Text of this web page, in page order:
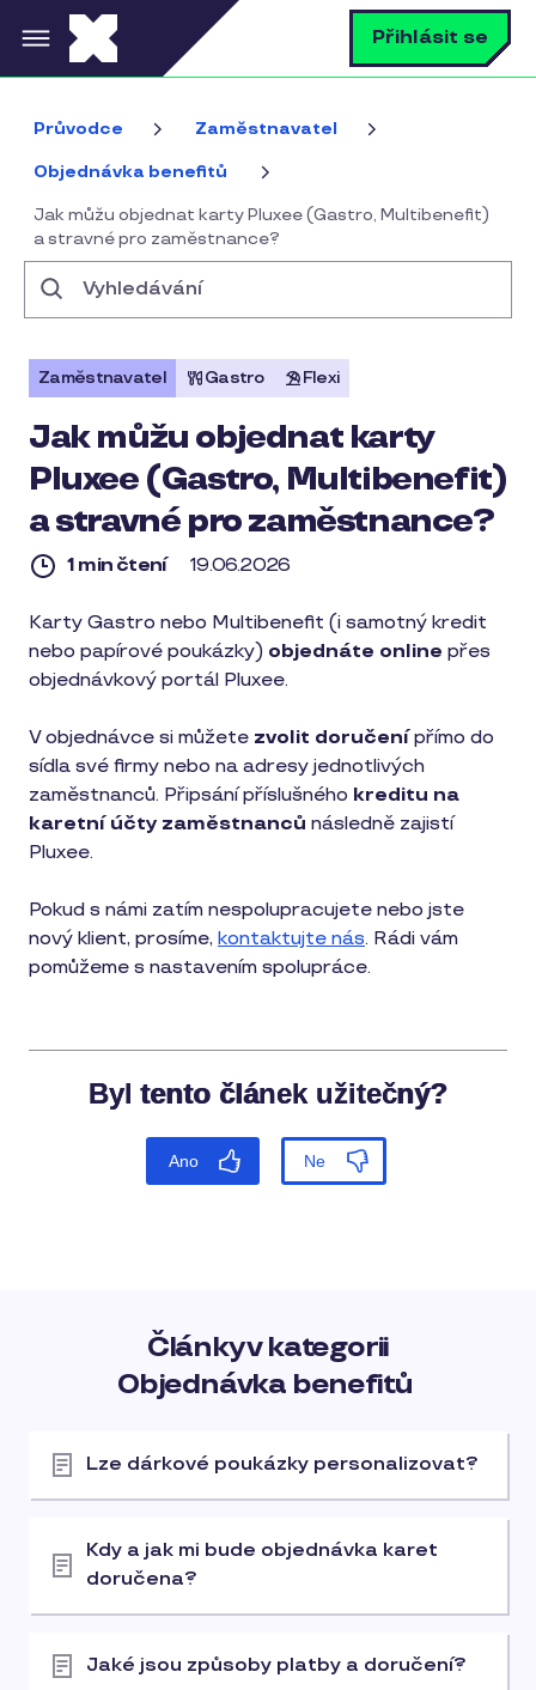
Přejít k hlavnímu obsahu Přihlásit se
Průvodce Zaměstnavatel
Objednávka benefitů
Jak můžu objednat karty Pluxee (Gastro, Multibenefit)
a stravné pro zaměstnance?
Zaměstnavatel Gastro Flexi
Jak můžu objednat karty
Pluxee (Gastro, Multibenefit)
a stravné pro zaměstnance?
1 min čtení 19.06.2026
1
čtení
Karty Gastro nebo Multibenefit (i samotný kredit
nebo papírové poukázky) objednáte online přes
objednávkový portál Pluxee.
V objednávce si můžete zvolit doručenípřímo do
sídla své firmy nebo na adresy jednotlivých
zaměstnanců. Připsání příslušného kreditu na
karetní účty zaměstnanců následně zajistí
Pluxee.
Pokud s námi zatím nespolupracujete nebo jste
nový klient, prosíme, kontaktujte nás. Rádi vám
pomůžeme s nastavením spolupráce.
Články v kategorii
Objednávka benefitů
Lze dárkové poukázky personalizovat?
Kdy a jak mi bude objednávka karet
doručena?
Jaké jsou způsoby platby a doručení?